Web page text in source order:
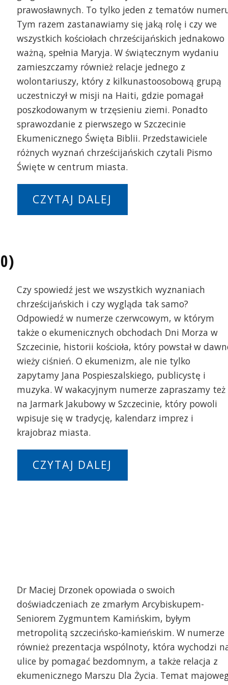
prawosławnych. To tylko jeden z tematów
Tym razem zastanawiamy się jaką rolę i czy we
wszystkich kościołach chrześcijańskich jednakowo
ważną, spełnia Maryja. W świątecznym wydaniu
zamieszczamy również relacje jednego z
wolontariuszy, który z kilkunastoosobową grupą
uczestniczył w misji na Haiti, gdzie pomagał
poszkodowanym w trzęsieniu ziemi. Ponadto
sprawozdanie z pierwszego w Szczecinie
Ekumenicznego Święta Biblii. Przedstawiciele
różnych wyznań chrześcijańskich czytali Pismo
Święte w centrum miasta.
CZYTAJ DALEJ
Czy spowiedź jest we wszystkich wyznaniach
chrześcijańskich i czy wygląda tak samo?
Odpowiedź w numerze czerwcowym, w którym
także o ekumenicznych obchodach Dni Morza w
Szczecinie, historii kościoła, który powstał w
wieży ciśnień. O ekumenizm, ale nie tylko
zapytamy Jana Pospieszalskiego, publicystę i
muzyka. W wakacyjnym numerze zapraszamy też
na Jarmark Jakubowy w Szczecinie, który powoli
wpisuje się w tradycję, kalendarz imprez i
krajobraz miasta.
CZYTAJ DALEJ
Dr Maciej Drzonek opowiada o swoich
doświadczeniach ze zmarłym Arcybiskupem-
Seniorem Zygmuntem Kamińskim, byłym
metropolitą szczecińsko-kamieńskim. W numerze
również prezentacja wspólnoty, która wychodzi
ulice by pomagać bezdomnym, a także relacja z
ekumenicznego Marszu Dla Życia. Temat